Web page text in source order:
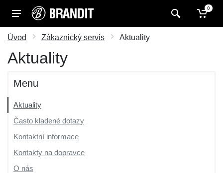
0
Úvod Zákaznický servis Aktuality
Aktuality
Menu
Aktuality
Často kladené dotazy
Kontaktní informace
Kontakty na dopravce
O nás